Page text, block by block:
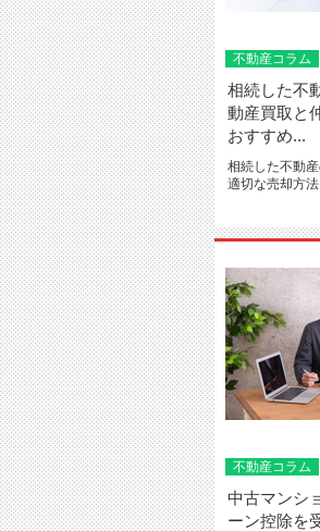
不動産コラム
相続した不
動産買取と
おすすめ...
相続した不動産
適切な売却方
不動産コラム
中古マンシ
ーン控除を